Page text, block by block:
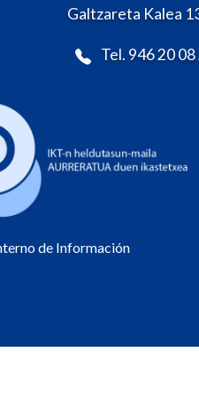
Galtzareta Kalea
Tel. 946 20 08
de Información